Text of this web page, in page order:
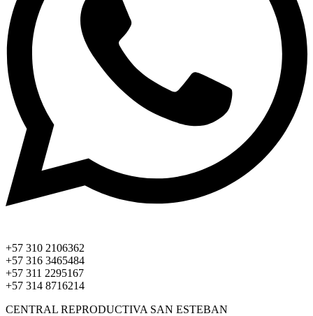
+57 310 2106362
+57 316 3465484
+57 311 2295167
+57 314 8716214
CENTRAL REPRODUCTIVA SAN ESTEBAN